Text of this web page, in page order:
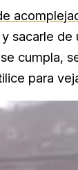
sacarle de
cumpla,
para